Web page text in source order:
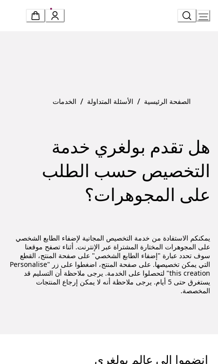
الصفحة الرئيسية / الأسئلة المتداولة / الخدمات
هل تقدم بولغري خدمة
التخصيص حسب الطلب
على المجوهرات؟
يمكنكم الاستفادة من خدمة التخصيص المجانية لإضفاء الطابع الشخصي
على المجوهرات المختارة المشتراة عبر الإنترنت. أثناء تصفح موقعنا
سوف تحدد عبارة "إضفاء الطابع الشخصي" على صفحة المنتج، القطع
التي يمكن تخصيصها. على صفحة المنتج، اضغطوا على زر "Personalise
this creation" لتحصلوا على الخدمة. يرجى ملاحظة أن التسليم قد
يستغرق حتى 5 أيام. يرجى ملاحظة أنه لا يمكن إرجاع المنتجات
المخصصة.
انضموا إلى عالم بولغري